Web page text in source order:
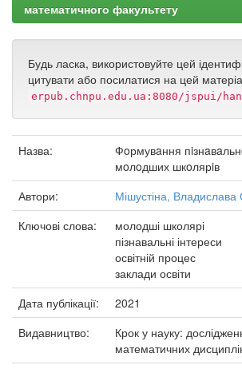
математичного факультету
Будь ласка, використовуйте цей
цитувати або посилатися на цей
erpub.chnpu.edu.ua:8080/jspui/
Назва:
Фoрмувaння
мoлoдших шкoлярiв
Автори:
Мішустіна, Владислава
Ключові слова:
молодші школярі
пізнавальні інтереси
освітній процес
заклади освіти
Дата публікації:
2021
Видавництво:
Крок у науку:
математичних